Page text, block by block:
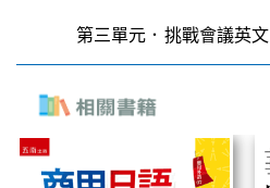
第三單元．挑戰會議英文